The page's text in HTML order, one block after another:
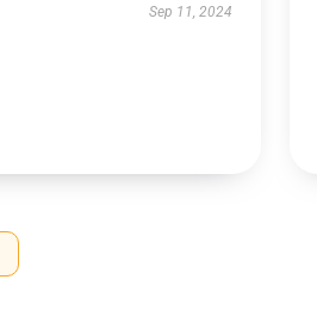
Sep 11, 2024